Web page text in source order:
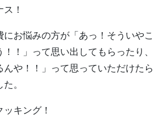
！
お悩みの方が「あっ！そういやこ
！」って思い出してもらったり、
んや！！」って思っていただけたら
。
キング！